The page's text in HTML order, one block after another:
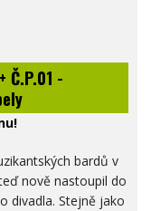
Č.P.01 -
bardů v
nově nastoupil do
divadla. Stejně jako